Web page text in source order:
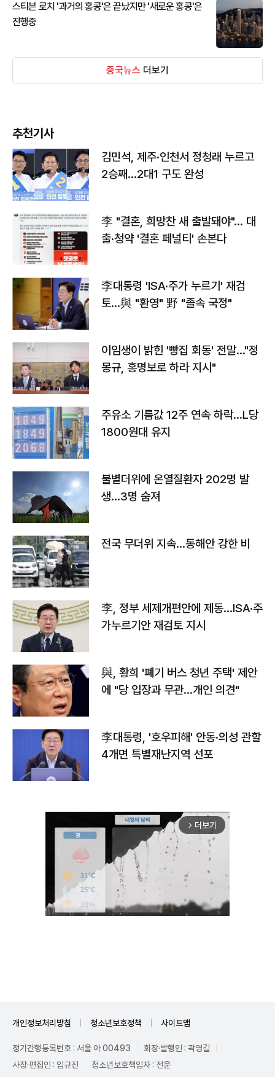
스티븐 로치 '과거의 홍콩'은 끝났지만 '새로운 홍콩'은
진행중
중국뉴스 더보기
추천기사
김민석, 제주·인천서 정청래 누르고
2승째…2대1 구도 완성
李 "결혼, 희망찬 새 출발돼야"… 대
출·청약 '결혼 페널티' 손본다
李대통령 'ISA·주가 누르기' 재검
토…與 "환영" 野 "졸속 국정"
이임생이 밝힌 '빵집 회동' 전말…"정
몽규, 홍명보로 하라 지시"
주유소 기름값 12주 연속 하락…L당
1800원대 유지
불볕더위에 온열질환자 202명 발
생…3명 숨져
전국 무더위 지속…동해안 강한 비
李, 정부 세제개편안에 제동…ISA·주
가누르기안 재검토 지시
與, 황희 '폐기 버스 청년 주택' 제안
에 "당 입장과 무관…개인 의견"
李대통령, '호우피해' 안동·의성 관할
4개면 특별재난지역 선포
arrow_forward_ios 더보기
개인정보처리방침 청소년보호정책 사이트맵
정기간행등록번호 : 서울 아 00493
회장·발행인 : 곽영길
사장·편집인 : 임규진
청소년보호책임자 : 전운